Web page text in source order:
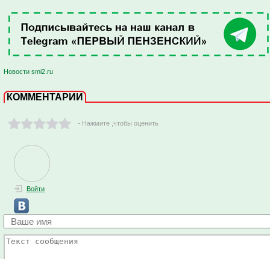
Новости smi2.ru
КОММЕНТАРИИ
- Нажмите ,чтобы оценить
Войти